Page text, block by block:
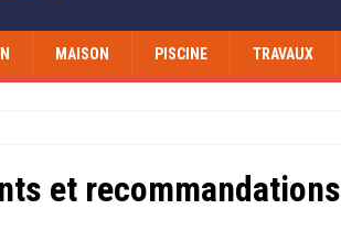
MAISON PISCINE TRAVAUX
et recommandations